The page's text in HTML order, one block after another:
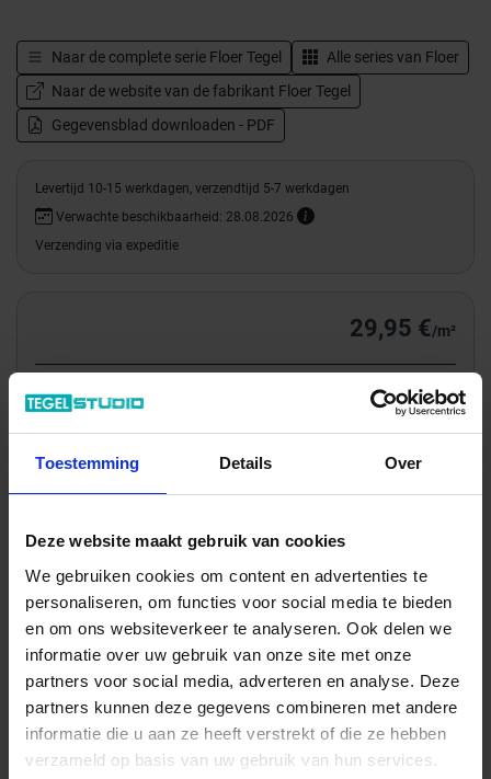
Toestemming Details Over
Deze website maakt gebruik van cookies
We gebruiken cookies om content en advertenties te
personaliseren, om functies voor social media te bieden
en om ons websiteverkeer te analyseren. Ook delen we
informatie over uw gebruik van onze site met onze
partners voor social media, adverteren en analyse. Deze
partners kunnen deze gegevens combineren met andere
informatie die u aan ze heeft verstrekt of die ze hebben
verzameld op basis van uw gebruik van hun services.
Naar de complete serie Floer Tegel Alle series van Floer
Naar de website van de fabrikant Floer Tegel
Gegevensblad downloaden - PDF
Levertijd 10-15 werkdagen, verzendtijd 5-7 werkdagen
Verwachte beschikbaarheid: 28.08.2026
Verzending via expeditie
29,95 €/m²
Totale prijs / geleverde hoeveelheid
125,21 €
Wil je graag een afspraak?